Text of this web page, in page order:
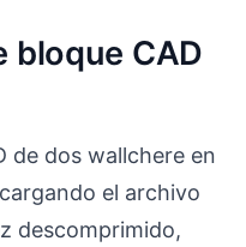
bloque CAD
de dos wallchere en
el archivo
descomprimido,